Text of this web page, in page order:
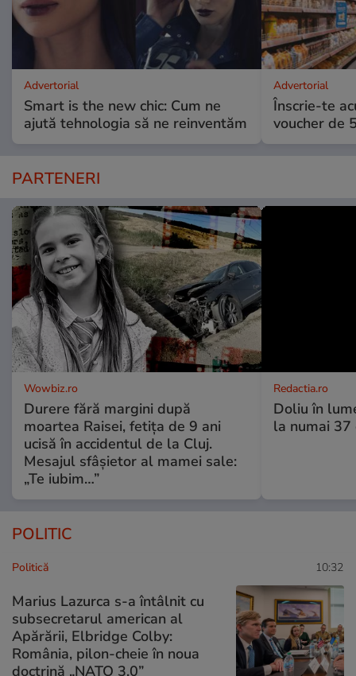
Advertorial
Smart is the new chic: Cum ne
ajută tehnologia să ne reinventăm
Advertorial
Înscrie-te
voucher de
PARTENERI
Wowbiz.ro
Durere fără margini după
moartea Raisei, fetița de 9 ani
ucisă în accidentul de la Cluj.
Mesajul sfâșietor al mamei sale:
„Te iubim…”
Redactia.ro
Doliu în
la numai 37
POLITIC
Politică 10:32
Marius Lazurca s-a întâlnit cu
subsecretarul american al
Apărării, Elbridge Colby:
România, pilon-cheie în noua
doctrină „NATO 3.0”